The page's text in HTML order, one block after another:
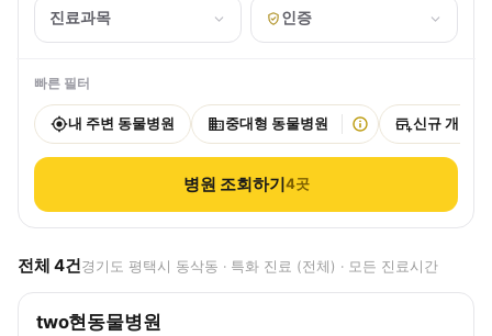
진료과목 인증
빠른 필터
내 주변 동물병원 중대형 동물병원 신규 개원
병원 조회하기4곳
전체 4건경기도 평택시 동삭동 · 특화 진료 (전체) · 모든 진료시간
two현동물병원